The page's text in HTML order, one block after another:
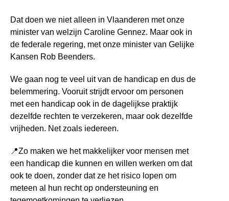
Dat doen we niet alleen in Vlaanderen met onze
minister van welzijn Caroline Gennez. Maar ook in
de federale regering, met onze minister van Gelijke
Kansen Rob Beenders.
We gaan nog te veel uit van de handicap en dus de
belemmering. Vooruit strijdt ervoor om personen
met een handicap ook in de dagelijkse praktijk
dezelfde rechten te verzekeren, maar ook dezelfde
vrijheden. Net zoals iedereen.
📍Zo maken we het makkelijker voor mensen met
een handicap die kunnen en willen werken om dat
ook te doen, zonder dat ze het risico lopen om
meteen al hun recht op ondersteuning en